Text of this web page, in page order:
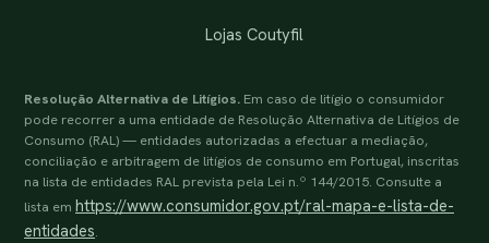
Lojas Coutyfil
Resolução Alternativa de Litígios. Em caso de litígio o consumidor
pode recorrer a uma entidade de Resolução Alternativa de Litígios de
Consumo (RAL) — entidades autorizadas a efectuar a mediação,
conciliação e arbitragem de litígios de consumo em Portugal, inscritas
na lista de entidades RAL prevista pela Lei n.º 144/2015. Consulte a
lista em https://www.consumidor.gov.pt/ral-mapa-e-lista-de-
entidades.